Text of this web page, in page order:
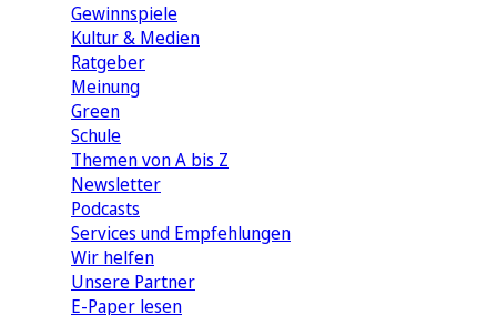
Gewinnspiele
Kultur & Medien
Ratgeber
Meinung
Green
Schule
Themen von A bis Z
Newsletter
Podcasts
Services und Empfehlungen
Wir helfen
Unsere Partner
E-Paper lesen